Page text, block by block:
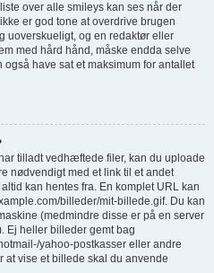
over alle smileys kan ses når der
er god tone at overdrive brugen
uoverskueligt, og en redaktør eller
med hård hånd, måske endda selve
have sat et maksimum for antallet
tilladt vedhæftede filer, kan du uploade
nødvendigt med et link til et andet
kan hentes fra. En komplet URL kan
billeder/mit-billede.gif. Du kan
(medmindre disse er på en server
Ej heller billeder gemt bag
yahoo-postkasser eller andre
at vise et billede skal du anvende